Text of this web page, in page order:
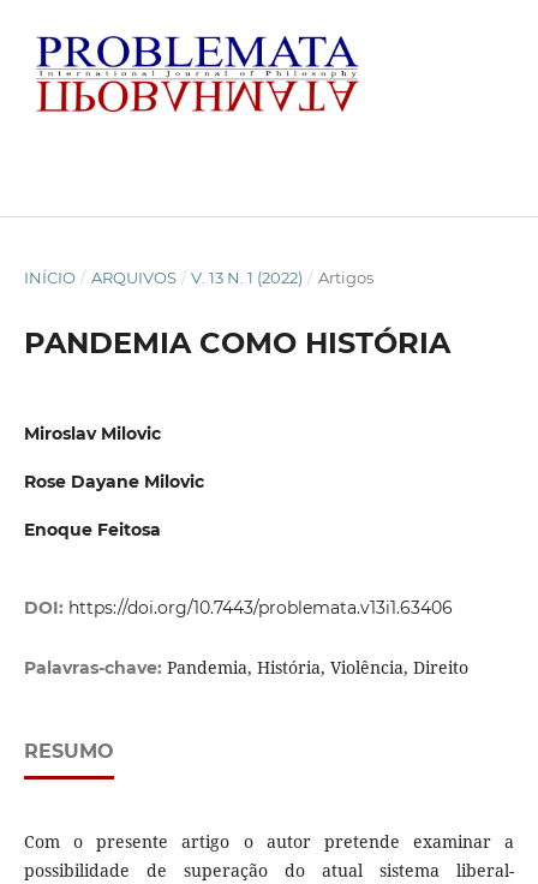
INÍCIO / ARQUIVOS / V. 13 N. 1 (2022) / Artigos
PANDEMIA COMO HISTÓRIA
Miroslav Milovic
Rose Dayane Milovic
Enoque Feitosa
DOI: https://doi.org/10.7443/problemata.v13i1.63406
Palavras-chave: Pandemia, História, Violência, Direito
RESUMO
Com o presente artigo o autor pretende examinar a
possibilidade de superação do atual sistema liberal-